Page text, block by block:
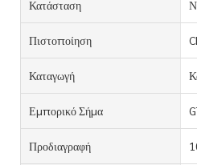
Κατάσταση
Πιστοποίηση
Καταγωγή
Εμπορικό Σήμα
Προδιαγραφή